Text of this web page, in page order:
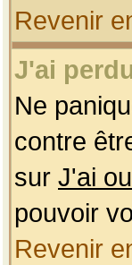
Revenir
J'ai
Ne
contre
sur J'ai
pouvoir
Revenir